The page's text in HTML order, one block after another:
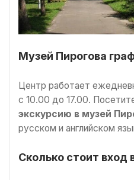
Музей Пирогова
Центр работает
с 10.00 до 17.00.
экскурсию в музей
русском и английском
Сколько стоит вход